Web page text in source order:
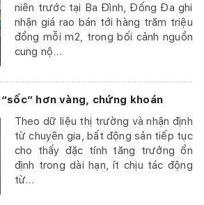
niên trước tại Ba Đình, Đống Đa ghi
nhận giá rao bán tới hàng trăm triệu
đồng mỗi m2, trong bối cảnh nguồn
cung nộ...
hơn vàng, chứng khoán
Theo dữ liệu thị trường và nhận định
từ chuyên gia, bất động sản tiếp tục
cho thấy đặc tính tăng trưởng ổn
định trong dài hạn, ít chịu tác động
từ...